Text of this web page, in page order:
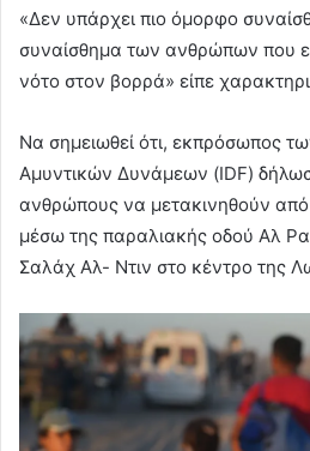
«Δεν υπάρχει πιο όμορφο
συναίσθημα των ανθρώπων που
νότο στον βορρά» είπε
Να σημειωθεί ότι, εκπρόσωπος
Αμυντικών Δυνάμεων (IDF)
ανθρώπους να μετακινηθούν
μέσω της παραλιακής οδού Αλ
Σαλάχ Αλ- Ντιν στο κέντρο της